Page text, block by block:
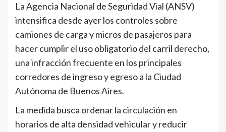
La Agencia Nacional de Seguridad Vial (ANSV)
intensifica desde ayer los controles sobre
camiones de carga y micros de pasajeros para
hacer cumplir el uso obligatorio del carril derecho,
una infracción frecuente en los principales
corredores de ingreso y egreso a la Ciudad
Autónoma de Buenos Aires.
La medida busca ordenar la circulación en
horarios de alta densidad vehicular y reducir